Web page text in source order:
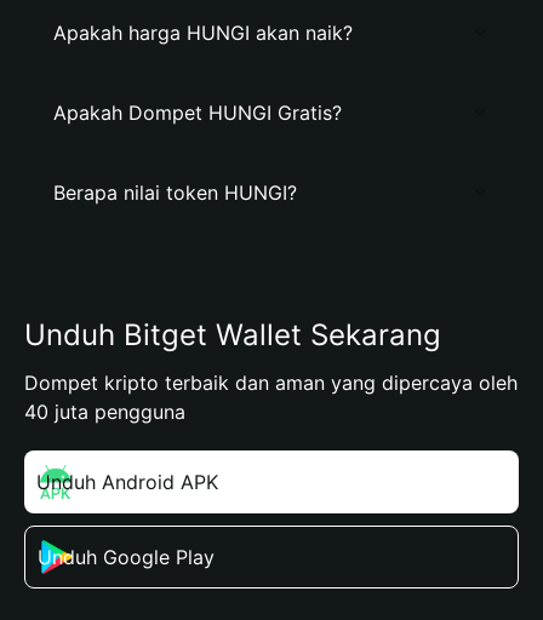
Apakah harga HUNGI akan naik?
Apakah Dompet HUNGI Gratis?
Berapa nilai token HUNGI?
Unduh Bitget Wallet Sekarang
Dompet kripto terbaik dan aman yang dipercaya oleh
40 juta pengguna
Unduh Android APK
Unduh Google Play